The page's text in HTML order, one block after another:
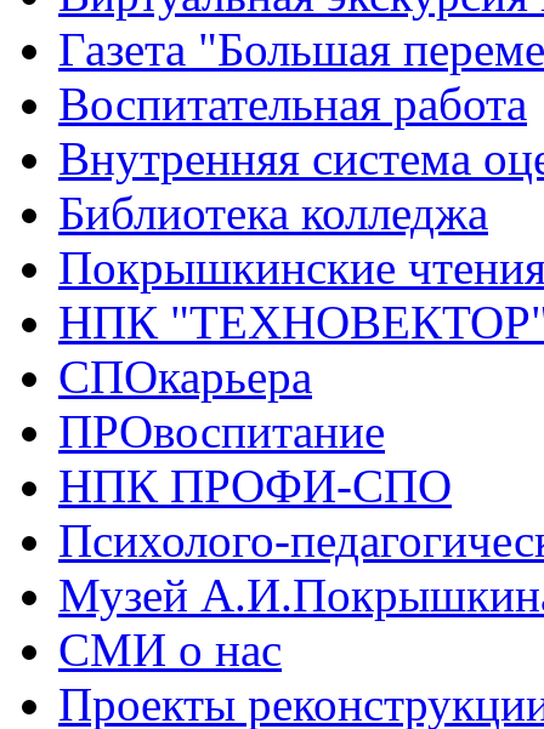
Газета "Большая
Воспитательная работа
Внутренняя система
Библиотека колледжа
Покрышкинские
НПК
СПОкарьера
ПРОвоспитание
НПК ПРОФИ-СПО
Психолого-
Музей
СМИ о нас
Проекты